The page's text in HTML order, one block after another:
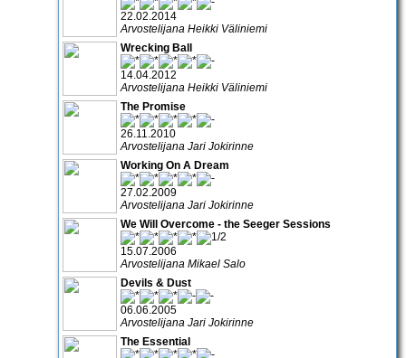
22.02.2014
Arvostelijana Heikki Väliniemi
Wrecking Ball
14.04.2012
Arvostelijana Heikki Väliniemi
The Promise
26.11.2010
Arvostelijana Jari Jokirinne
Working On A Dream
27.02.2009
Arvostelijana Jari Jokirinne
We Will Overcome - the Seeger Sessions
15.07.2006
Arvostelijana Mikael Salo
Devils & Dust
06.06.2005
Arvostelijana Jari Jokirinne
The Essential